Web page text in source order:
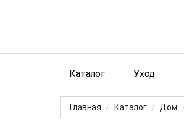
Каталог Уход
Главная Каталог Дом